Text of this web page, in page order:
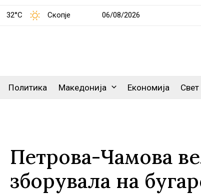
32°C Скопје 06/08/2026
Политика Македонија Економија Свет
Петрова-Чамова
зборувала на